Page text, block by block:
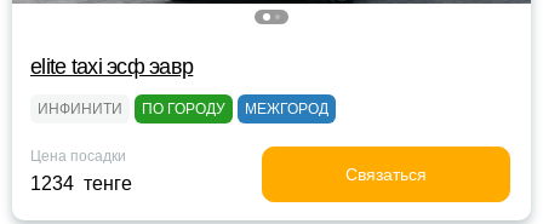
elite taxi эсф эавр
ИНФИНИТИ ПО ГОРОДУ МЕЖГОРОД
Цена посадки
1234 тенге Связаться